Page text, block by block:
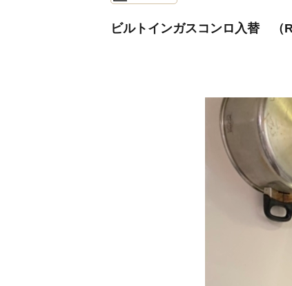
ビルトインガスコンロ入替 （